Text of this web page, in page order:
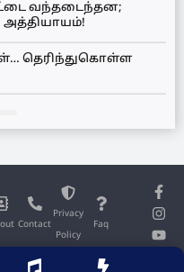
வந்தடைந்தன;
அத்தியாயம்!
தெரிந்துகொள்ள
Contact
Privacy
Policy
Faq